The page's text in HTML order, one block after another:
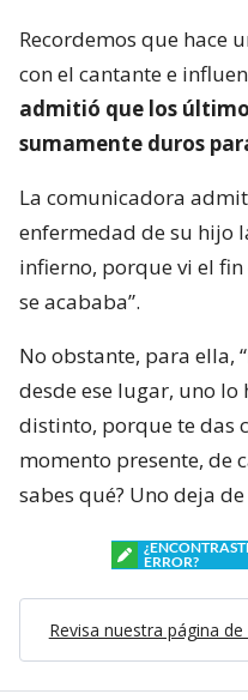
Recordemos que hace
con el cantante e
admitió que los
sumamente duros
La comunicadora
enfermedad de su hijo
infierno, porque vi el
se acababa”.
No obstante, para ella,
desde ese lugar, uno lo
distinto, porque te das
momento presente, de
sabes qué? Uno deja
ERROR?
Revisa nuestra página